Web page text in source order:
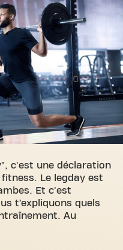
c'est une déclaration
Le legday est
Et c'est
t’expliquons quels
Au